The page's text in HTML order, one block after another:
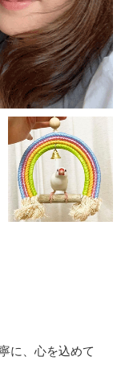
に、心を込めて